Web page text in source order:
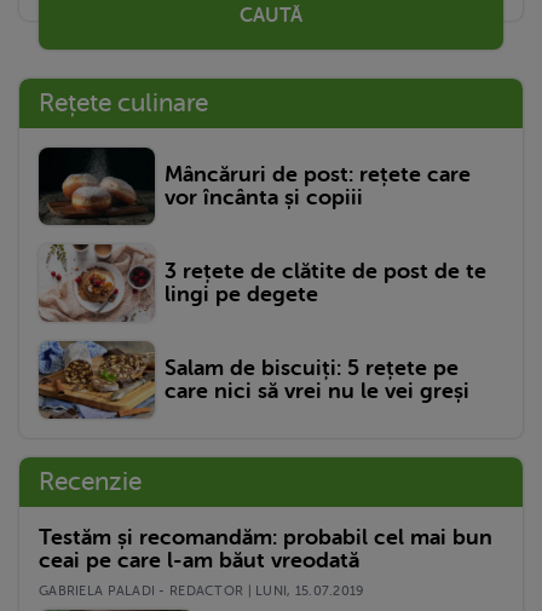
CAUTĂ
Rețete culinare
Mâncăruri de post: rețete care
vor încânta și copiii
3 rețete de clătite de post de te
lingi pe degete
Salam de biscuiți: 5 rețete pe
care nici să vrei nu le vei greși
Recenzie
Testăm și recomandăm: probabil cel mai bun
ceai pe care l-am băut vreodată
GABRIELA PALADI - REDACTOR | LUNI, 15.07.2019